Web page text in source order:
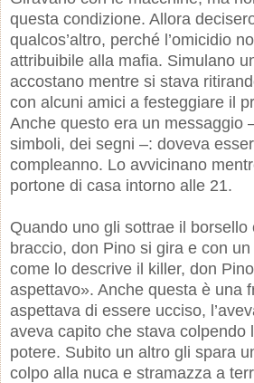
questa condizione. Allora
qualcos’altro, perché l’omicidio
attribuibile alla mafia. Simulano
accostano mentre si stava
con alcuni amici a festeggiare il
Anche questo era un messaggio
simboli, dei segni –: doveva
compleanno. Lo avvicinano
portone di casa intorno alle 21.
Quando uno gli sottrae il borsello
braccio, don Pino si gira e con
come lo descrive il killer, don
aspettavo». Anche questa è una
aspettava di essere ucciso,
aveva capito che stava colpendo
potere. Subito un altro gli spara
colpo alla nuca e stramazza a